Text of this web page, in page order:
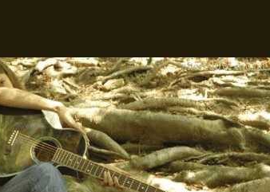
alternative music